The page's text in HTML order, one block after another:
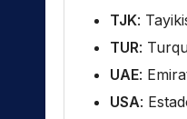
TJK:
TUR:
UAE:
USA: